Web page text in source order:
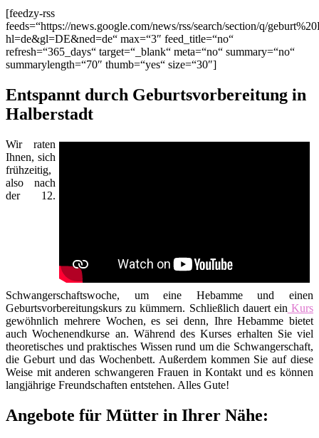
[feedzy-rss
feeds=“https://news.google.com/news/rss/search/section/q/
hl=de&gl=DE&ned=de“ max=“3″ feed_title=“no“
refresh=“365_days“ target=“_blank“ meta=“no“ summary=“no“
summarylength=“70″ thumb=“yes“ size=“30″]
Entspannt durch Geburtsvorbereitung in
Halberstadt
Wir raten
Ihnen, sich
frühzeitig,
also nach
der 12.
Schwangerschaftswoche, um eine Hebamme und einen
Geburtsvorbereitungskurs zu kümmern. Schließlich dauert ein Kurs
gewöhnlich mehrere Wochen, es sei denn, Ihre Hebamme bietet
auch Wochenendkurse an. Während des Kurses erhalten Sie viel
theoretisches und praktisches Wissen rund um die Schwangerschaft,
die Geburt und das Wochenbett. Außerdem kommen Sie auf diese
Weise mit anderen schwangeren Frauen in Kontakt und es können
langjährige Freundschaften entstehen. Alles Gute!
Angebote für Mütter in Ihrer Nähe: